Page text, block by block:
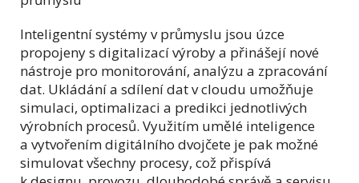
Inteligentní systémy v průmyslu jsou úzce
propojeny s digitalizací výroby a přinášejí nové
nástroje pro monitorování, analýzu a zpracování
dat. Ukládání a sdílení dat v cloudu umožňuje
simulaci, optimalizaci a predikci jednotlivých
výrobních procesů. Využitím umělé inteligence
a vytvořením digitálního dvojčete je pak možné
simulovat všechny procesy, což přispívá